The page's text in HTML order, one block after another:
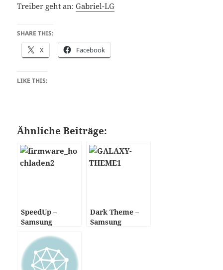
Treiber geht an:Gabriel-LG
SHARE THIS:
X Facebook
LIKE THIS:
Ähnliche Beiträge:
SpeedUp –
Samsung
I5700
Dark Theme –
Samsung